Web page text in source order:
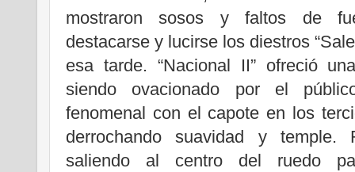
mostraron sosos y faltos de
destacarse y lucirse los diestros
esa tarde. “Nacional II” ofreció
siendo ovacionado por el
fenomenal con el capote en los
derrochando suavidad y temple.
saliendo al centro del ruedo